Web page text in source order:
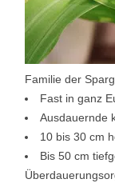
Familie der
Fast in ganz
Ausdauernde
10 bis 30 cm
Bis 50 cm